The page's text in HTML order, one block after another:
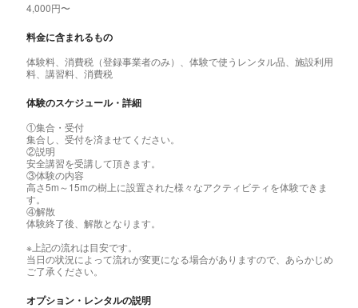
4,000円〜
料金に含まれるもの
体験料、消費税（登録事業者のみ）、体験で使うレンタル品、施設利用
料、講習料、消費税
体験のスケジュール・詳細
①集合・受付
集合し、受付を済ませてください。
②説明
安全講習を受講して頂きます。
③体験の内容
高さ5m～15mの樹上に設置された様々なアクティビティを体験できま
す。
④解散
体験終了後、解散となります。
※上記の流れは目安です。
当日の状況によって流れが変更になる場合がありますので、あらかじめ
ご了承ください。
オプション・レンタルの説明